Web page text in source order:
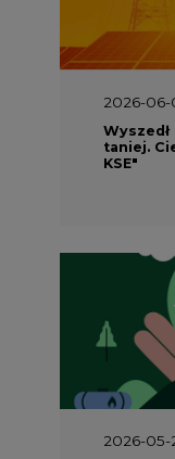
2026-
taniej.
KSE"
2026-05-